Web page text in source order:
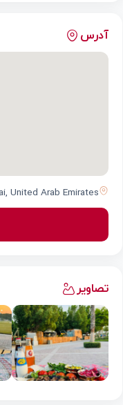
آدرس
United Arab Emirates
تصاویر